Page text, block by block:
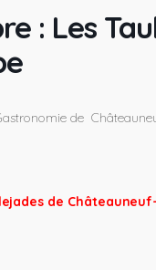
: Les
de
de